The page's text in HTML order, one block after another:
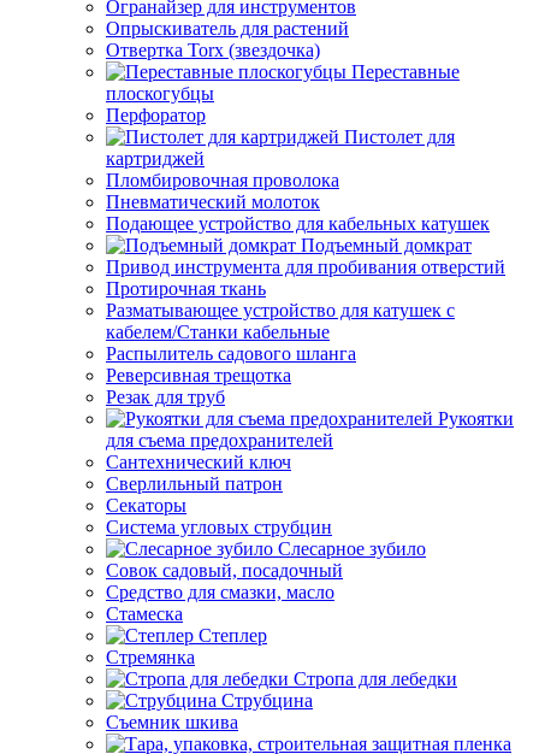
Огранайзер для инструментов
Опрыскиватель для растений
Отвертка Torx (звездочка)
Переставные
плоскогубцы
Перфоратор
Пистолет для
картриджей
Пломбировочная проволока
Пневматический молоток
Подающее устройство для кабельных катушек
Подъемный домкрат
Привод инструмента для пробивания отверстий
Протирочная ткань
Разматывающее устройство для катушек с
кабелем/Станки кабельные
Распылитель садового шланга
Реверсивная трещотка
Резак для труб
Рукоятки
для съема предохранителей
Сантехнический ключ
Сверлильный патрон
Секаторы
Система угловых струбцин
Слесарное зубило
Совок садовый, посадочный
Средство для смазки, масло
Стамеска
Степлер
Стремянка
Стропа для лебедки
Струбцина
Съемник шкива